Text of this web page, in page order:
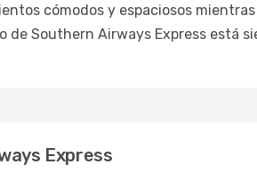
cómodos y espaciosos
de Southern Airways Express está
Express